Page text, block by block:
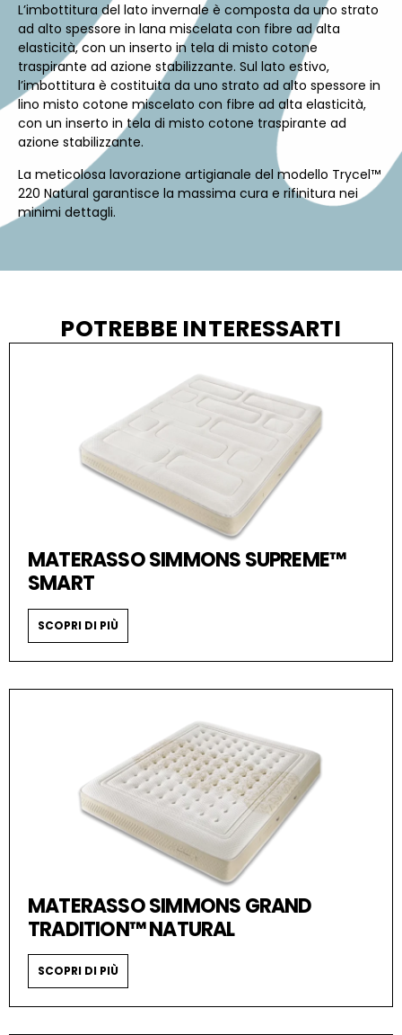
L’imbottitura del lato invernale è composta da uno strato
ad alto spessore in lana miscelata con fibre ad alta
elasticità, con un inserto in tela di misto cotone
traspirante ad azione stabilizzante. Sul lato estivo,
l’imbottitura è costituita da uno strato ad alto spessore in
lino misto cotone miscelato con fibre ad alta elasticità,
con un inserto in tela di misto cotone traspirante ad
azione stabilizzante.
La meticolosa lavorazione artigianale del modello Trycel™
220 Natural garantisce la massima cura e rifinitura nei
minimi dettagli.
POTREBBE INTERESSARTI
MATERASSO SIMMONS SUPREME™
SMART
SCOPRI DI PIÙ
MATERASSO SIMMONS GRAND
TRADITION™ NATURAL
SCOPRI DI PIÙ